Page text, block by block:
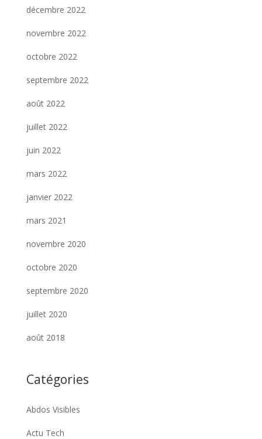
décembre 2022
novembre 2022
octobre 2022
septembre 2022
août 2022
juillet 2022
juin 2022
mars 2022
janvier 2022
mars 2021
novembre 2020
octobre 2020
septembre 2020
juillet 2020
août 2018
Catégories
Abdos Visibles
Actu Tech